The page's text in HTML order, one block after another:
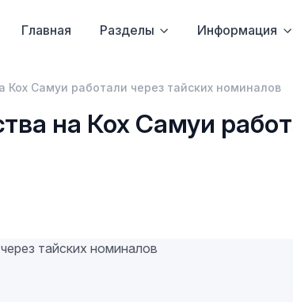
Главная Разделы Информация
Кох Самуи работали через тайских номиналов
на Кох Самуи